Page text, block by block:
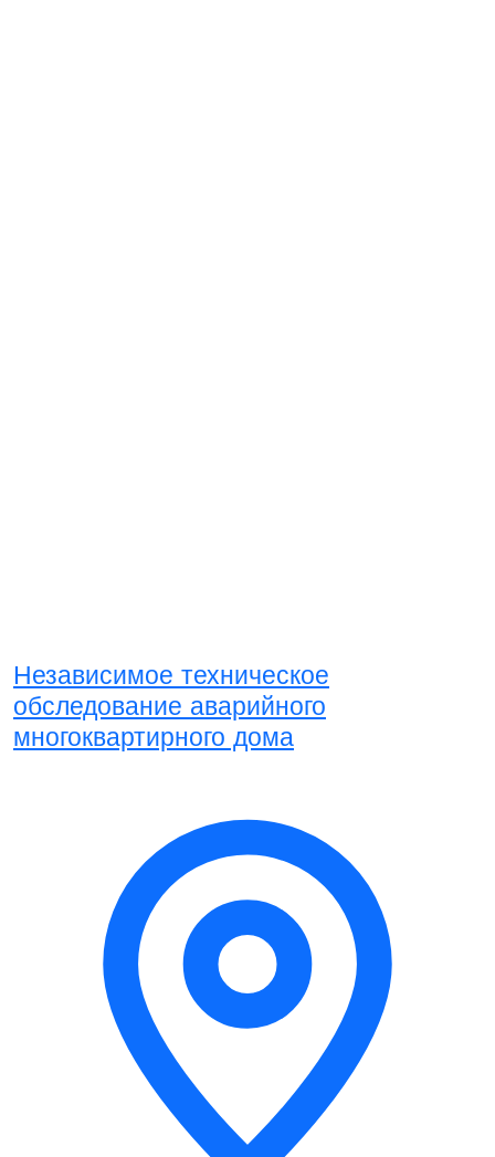
Независимое техническое
обследование аварийного
многоквартирного дома